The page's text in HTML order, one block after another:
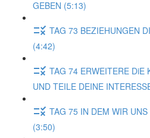
GEBEN (5:13)
TAG 73 BEZIEHUNGEN
(4:42)
TAG 74 ERWEITERE DiE
UND TEILE DEINE
TAG 75 IN DEM WIR
(3:50)